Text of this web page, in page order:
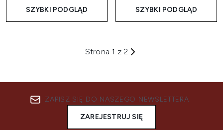
SZYBKI PODGLĄD SZYBKI PODGLĄD
Strona 1 z 2
ZAPISZ SIĘ DO NASZEGO NEWSLETTERA
ZAREJESTRUJ SIĘ